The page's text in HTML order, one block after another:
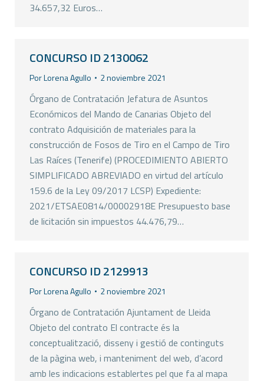
34.657,32 Euros…
CONCURSO ID 2130062
PorLorena Agullo 2 noviembre 2021
Órgano de Contratación Jefatura de Asuntos
Económicos del Mando de Canarias Objeto del
contrato Adquisición de materiales para la
construcción de Fosos de Tiro en el Campo de Tiro
Las Raíces (Tenerife) (PROCEDIMIENTO ABIERTO
SIMPLIFICADO ABREVIADO en virtud del artículo
159.6 de la Ley 09/2017 LCSP) Expediente:
2021/ETSAE0814/00002918E Presupuesto base
de licitación sin impuestos 44.476,79…
CONCURSO ID 2129913
PorLorena Agullo 2 noviembre 2021
Órgano de Contratación Ajuntament de Lleida
Objeto del contrato El contracte és la
conceptualització, disseny i gestió de continguts
de la pàgina web, i manteniment del web, d’acord
amb les indicacions establertes pel que fa al mapa